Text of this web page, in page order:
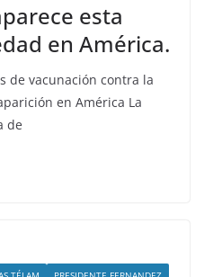
esta
en América.
de vacunación contra la
en América La
de